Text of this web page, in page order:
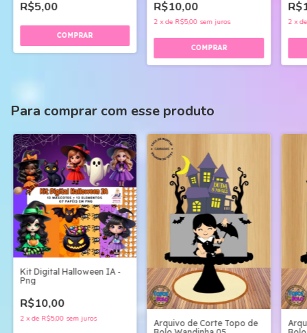
R$5,00 R$10,00
2 xde R$5,00 sem juros 2 x
Para comprar com esse produto
Kit Digital Halloween IA -
Png
R$10,00
2 xde R$5,00 sem juros
Arquivo de Corte Topo de